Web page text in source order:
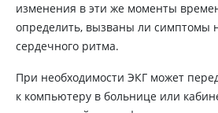
изменения в эти же моменты
определить, вызваны ли симптомы
сердечного ритма.
При необходимости ЭКГ может
к компьютеру в больнице или